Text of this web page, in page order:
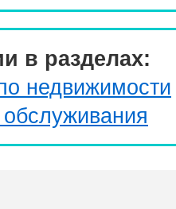
в разделах:
недвижимости